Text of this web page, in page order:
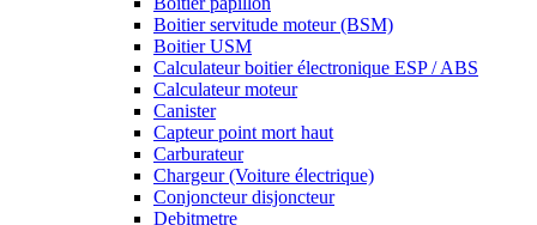
Boitier servitude moteur (BSM)
Boitier USM
Calculateur boitier électronique ESP / ABS
Calculateur moteur
Canister
Capteur point mort haut
Carburateur
Chargeur (Voiture électrique)
Conjoncteur disjoncteur
Debitmetre